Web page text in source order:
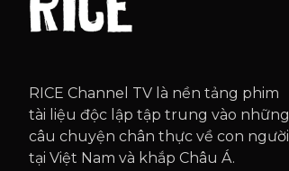
RICE Channel TV là nền tảng phim
tài liệu độc lập tập trung vào những
câu chuyện chân thực về con người
tại Việt Nam và khắp Châu Á.